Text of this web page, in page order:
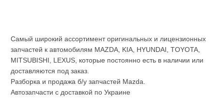
Самый широкий ассортимент оригинальных и лицензионных
запчастей к автомобилям MAZDA, KIA, HYUNDAI, TOYOTA,
MITSUBISHI, LEXUS, которые постоянно есть в наличии или
доставляются под заказ.
Разборка и продажа б/у запчастей Mazda.
Автозапчасти с доставкой по Украине